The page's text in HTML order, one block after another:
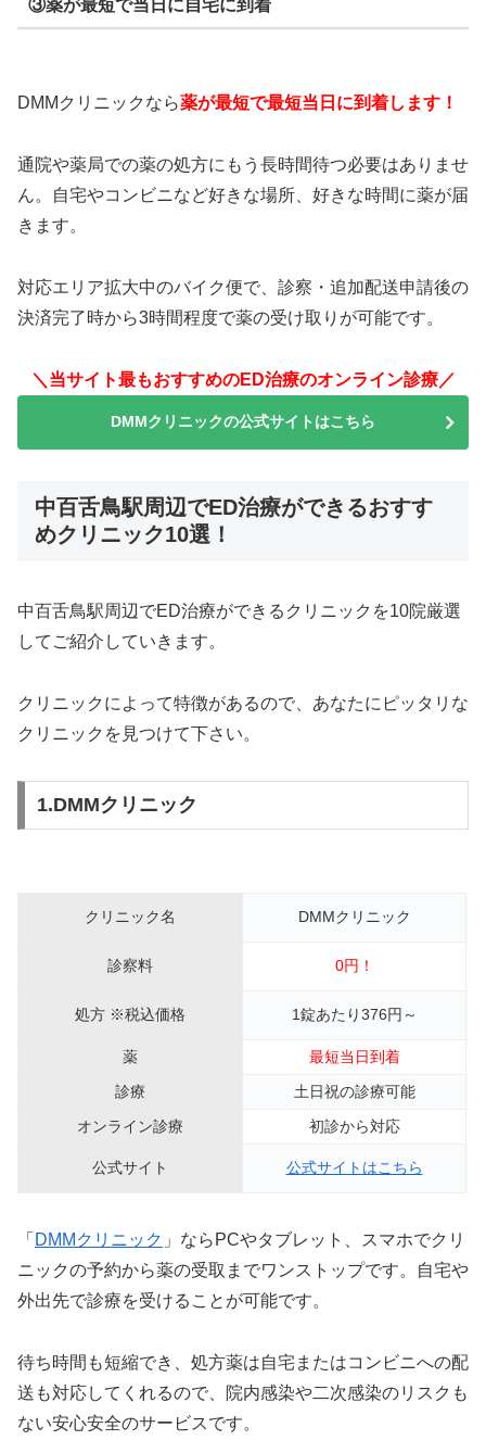
③薬が最短で当日に自宅に到着
DMMクリニックなら薬が最短で最短当日に到着します！
通院や薬局での薬の処方にもう長時間待つ必要はありませ
ん。自宅やコンビニなど好きな場所、好きな時間に薬が届
きます。
対応エリア拡大中のバイク便で、診察・追加配送申請後の
決済完了時から3時間程度で薬の受け取りが可能です。
＼当サイト最もおすすめのED治療のオンライン診療／
DMMクリニックの公式サイトはこちら
中百舌鳥駅周辺でED治療ができるおすす
めクリニック10選！
中百舌鳥駅周辺でED治療ができるクリニックを10院厳選
してご紹介していきます。
クリニックによって特徴があるので、あなたにピッタリな
クリニックを見つけて下さい。
1.DMMクリニック
クリニック名 DMMクリニック
診察料 0円！
処方 ※税込価格 1錠あたり376円～
薬
最短当日到着
診療
土日祝の診療可能
オンライン診療
初診から対応
公式サイト 公式サイトはこちら
「 DMMクリニック 」ならPCやタブレット、スマホでクリ
ニックの予約から薬の受取までワンストップです。自宅や
外出先で診療を受けることが可能です。
待ち時間も短縮でき、処方薬は自宅またはコンビニへの配
送も対応してくれるので、院内感染や二次感染のリスクも
ない安心安全のサービスです。